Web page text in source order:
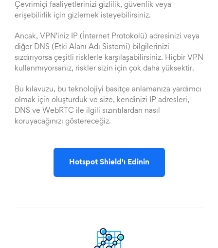
Çevrimiçi faaliyetlerinizi gizlilik, güvenlik veya
erişebilirlik için gizlemek isteyebilirsiniz.
Ancak, VPN'iniz IP (İnternet Protokolü) adresinizi veya
diğer DNS (Etki Alanı Adı Sistemi) bilgilerinizi
sızdırıyorsa çeşitli risklerle karşılaşabilirsiniz. Hiçbir VPN
kullanmıyorsanız, riskler sizin için çok daha yüksektir.
Bu kılavuzu, bu teknolojiyi basitçe anlamanıza yardımcı
olmak için oluşturduk ve size, kendinizi IP adresleri,
DNS ve WebRTC ile ilgili sızıntılardan nasıl
koruyacağınızı göstereceğiz.
Hotspot Shield'ı Edinin